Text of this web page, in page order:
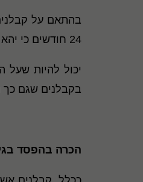
בהתאם על
24 חודשים כי יהא עליהם להוציא חשבונית עצמית ולשלם את מע"מ העסקאות שעולה ממנה לפי
בקבלנים שגם כך
הכרה בהפסד